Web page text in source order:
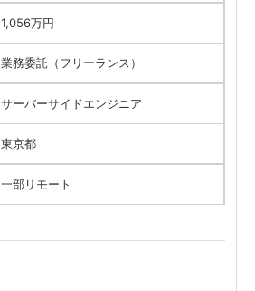
1,056万円
業務委託（フリーランス）
サーバーサイドエンジニア
東京都
一部リモート